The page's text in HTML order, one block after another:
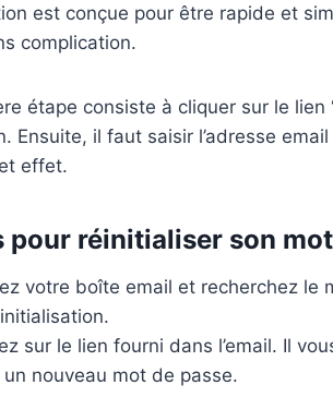
est conçue pour être rapide et
complication.
étape consiste à cliquer sur le lien
Ensuite, il faut saisir l’adresse
effet.
pour réinitialiser son
votre boîte email et recherchez le
sur le lien fourni dans l’email. Il
un nouveau mot de passe.